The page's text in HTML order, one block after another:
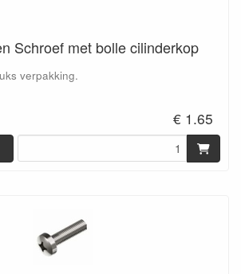
Schroef met bolle cilinderkop
verpakking.
€ 1.65